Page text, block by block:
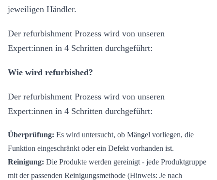
jeweiligen Händler.
Der refurbishment Prozess wird von unseren
Expert:innen in 4 Schritten durchgeführt:
Wie wird refurbished?
Der refurbishment Prozess wird von unseren
Expert:innen in 4 Schritten durchgeführt:
Überprüfung: Es wird untersucht, ob Mängel vorliegen, die
Funktion eingeschränkt oder ein Defekt vorhanden ist.
Reinigung: Die Produkte werden gereinigt - jede Produktgruppe
mit der passenden Reinigungsmethode (Hinweis: Je nach